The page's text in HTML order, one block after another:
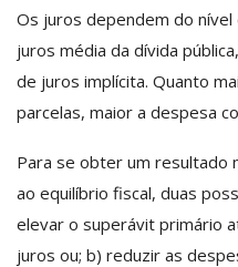
Os juros dependem do
juros média da dívida
de juros implícita. Quanto
parcelas, maior a despesa
Para se obter um resultado
ao equilíbrio fiscal, duas
elevar o superávit primário
juros ou; b) reduzir as